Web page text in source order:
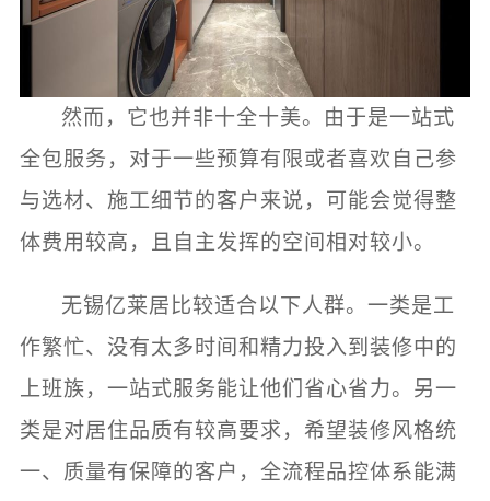
然而，它也并非十全十美。由于是一站式
全包服务，对于一些预算有限或者喜欢自己参
与选材、施工细节的客户来说，可能会觉得整
体费用较高，且自主发挥的空间相对较小。
无锡亿莱居比较适合以下人群。一类是工
作繁忙、没有太多时间和精力投入到装修中的
上班族，一站式服务能让他们省心省力。另一
类是对居住品质有较高要求，希望装修风格统
一、质量有保障的客户，全流程品控体系能满